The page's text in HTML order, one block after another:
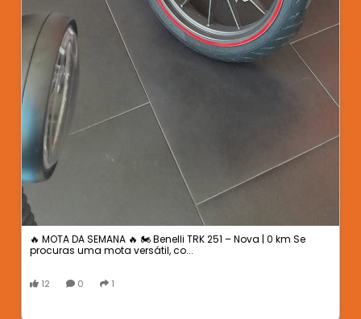
🔥 MOTA DA SEMANA 🔥 🏍️ Benelli TRK 251 – Nova | 0 km Se
procuras uma mota versátil, co...
12 0 1